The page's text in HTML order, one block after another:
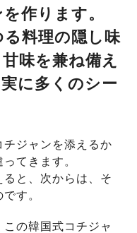
作ります。
料理の隠し味
味を兼ね備え
に多くのシー
ジャンを添えるか
てきます。
と、次からは、そ
す。
の韓国式コチジャ